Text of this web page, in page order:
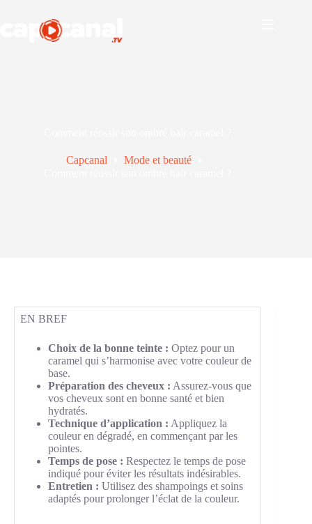
Capcanal
Mode et beauté
EN BREF
Choix de la bonne teinte : Optez pour un
caramel qui s’harmonise avec votre couleur de
base.
Préparation des cheveux : Assurez-vous que
vos cheveux sont en bonne santé et bien
hydratés.
Technique d’application : Appliquez la
couleur en dégradé, en commençant par les
pointes.
Temps de pose : Respectez le temps de pose
indiqué pour éviter les résultats indésirables.
Entretien : Utilisez des shampoings et soins
adaptés pour prolonger l’éclat de la couleur.